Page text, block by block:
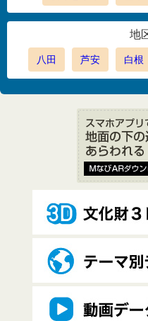
地
八田 芦安 白根